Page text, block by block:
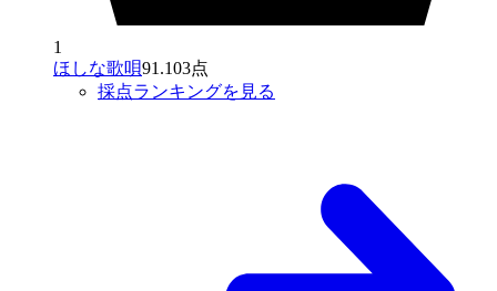
1
ほしな歌唄91.103点
採点ランキングを見る